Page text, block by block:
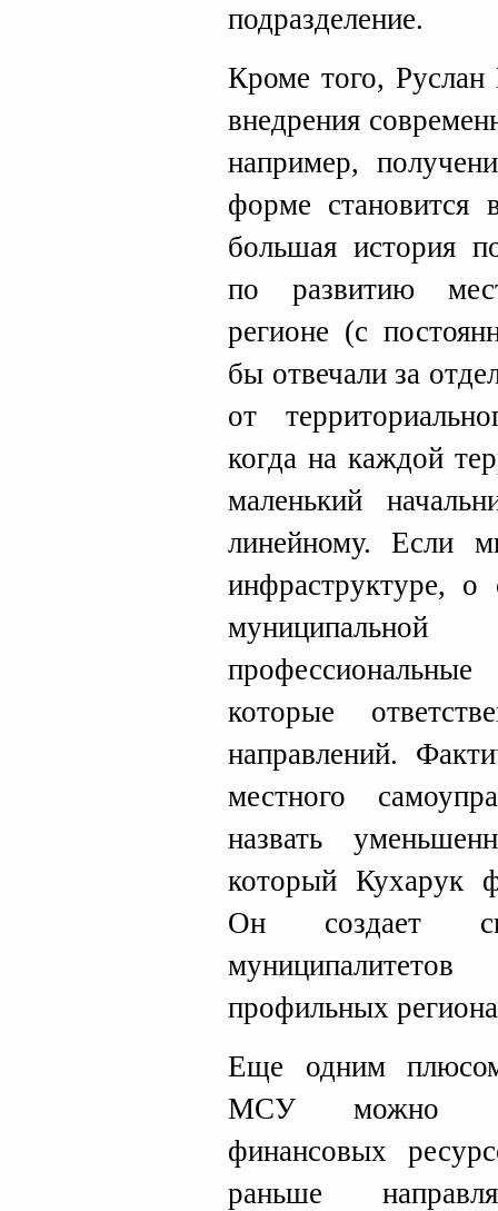
подразделение.
Кроме того, Руслан
внедрения
например,
форме становится
большая история
по развитию
регионе (с
бы отвечали за
от
когда на каждой
маленький
линейному. Если
инфраструктуре,
которые
направлений.
местного
назвать
который Кухарук
Он создает
профильных
Еще одним
МСУ можно
финансовых
раньше